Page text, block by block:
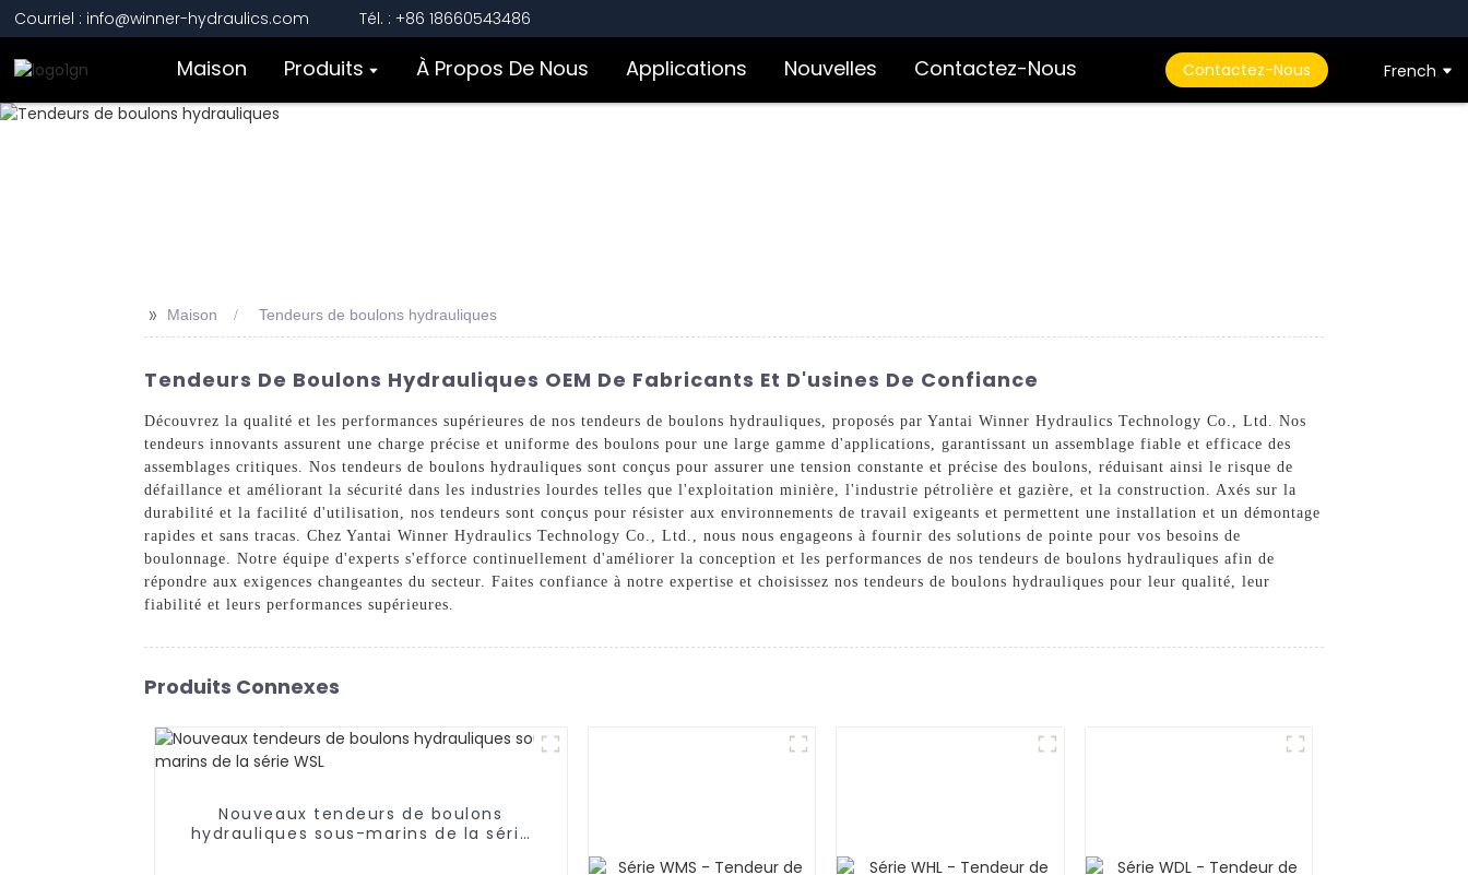
Courriel : info@winner-hydraulics.com Tél. : +86 18660543486
Maison Produits À Propos De Nous Applications Nouvelles Contactez-Nous Contactez-Nous French
>> Maison Tendeurs de boulons hydrauliques
Tendeurs De Boulons Hydrauliques OEM De Fabricants Et D'usines De Confiance
Découvrez la qualité et les performances supérieures de nos tendeurs de boulons hydrauliques, proposés par Yantai Winner Hydraulics Technology Co., Ltd. Nos
tendeurs innovants assurent une charge précise et uniforme des boulons pour une large gamme d'applications, garantissant un assemblage fiable et efficace des
assemblages critiques. Nos tendeurs de boulons hydrauliques sont conçus pour assurer une tension constante et précise des boulons, réduisant ainsi le risque de
défaillance et améliorant la sécurité dans les industries lourdes telles que l'exploitation minière, l'industrie pétrolière et gazière, et la construction. Axés sur la
durabilité et la facilité d'utilisation, nos tendeurs sont conçus pour résister aux environnements de travail exigeants et permettent une installation et un démontage
rapides et sans tracas. Chez Yantai Winner Hydraulics Technology Co., Ltd., nous nous engageons à fournir des solutions de pointe pour vos besoins de
boulonnage. Notre équipe d'experts s'efforce continuellement d'améliorer la conception et les performances de nos tendeurs de boulons hydrauliques afin de
répondre aux exigences changeantes du secteur. Faites confiance à notre expertise et choisissez nos tendeurs de boulons hydrauliques pour leur qualité, leur
fiabilité et leurs performances supérieures.
Produits Connexes
Nouveaux tendeurs de boulons
hydrauliques sous-marins de la série